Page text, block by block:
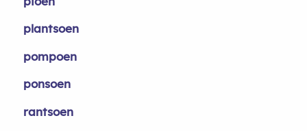
plantsoen
pompoen
ponsoen
rantsoen